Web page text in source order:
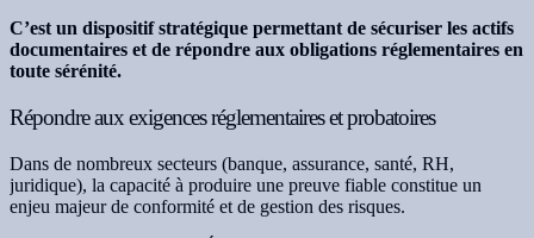
C’est un dispositif stratégique permettant de sécuriser les actifs
documentaires et de répondre aux obligations réglementaires en
toute sérénité.
Répondre aux exigences réglementaires et probatoires
Dans de nombreux secteurs (banque, assurance, santé, RH,
juridique), la capacité à produire une preuve fiable constitue un
enjeu majeur de conformité et de gestion des risques.